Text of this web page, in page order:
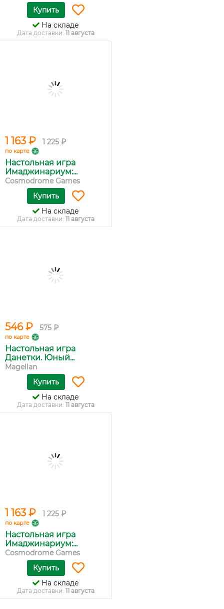
Купить
На складе
Дата доставки: 11 августа
1 163 ₽ 1 225 ₽
по карте
Настольная игра
Имаджинариум:...
Cosmodrome Games
Купить
На складе
Дата доставки: 11 августа
546 ₽ 575 ₽
по карте
Настольная игра
Данетки. Юный...
Magellan
Купить
На складе
Дата доставки: 11 августа
1 163 ₽ 1 225 ₽
по карте
Настольная игра
Имаджинариум:...
Cosmodrome Games
Купить
На складе
Дата доставки: 11 августа